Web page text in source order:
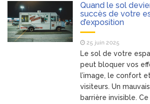
Quand le sol
succès de votre
d’exposition
25 juin 2025
Le sol de votre
peut bloquer vos
l’image, le confort
visiteurs. Un
barrière invisible.